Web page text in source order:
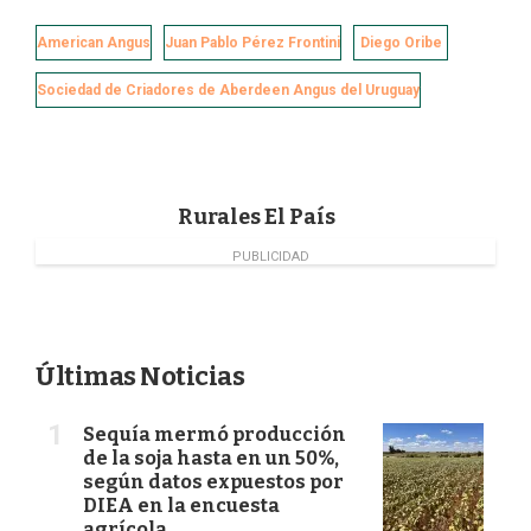
e
b
o
o
k
e
d
I
t
t
e
r
American Angus Juan Pablo Pérez Frontini Diego Oribe
Sociedad de Criadores de Aberdeen Angus del Uruguay
Rurales El País
PUBLICIDAD
Últimas Noticias
Sequía mermó producción
de la soja hasta en un 50%,
según datos expuestos por
DIEA en la encuesta